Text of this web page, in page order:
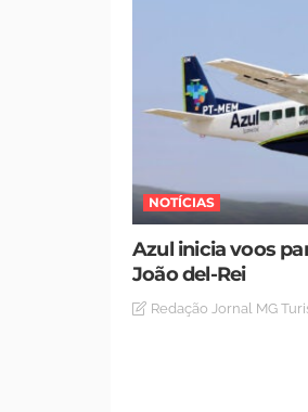
NOTÍCIAS
Azul inicia voos
João del-Rei
Redação Jornal MG